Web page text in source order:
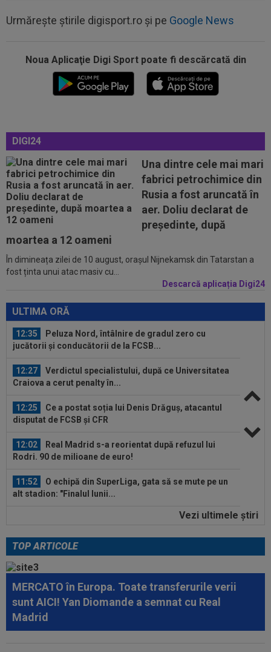
Urmărește știrile digisport.ro și pe Google News
Noua Aplicaţie Digi Sport poate fi descărcată din
DIGI24
Una dintre cele mai mari
fabrici petrochimice din
Rusia a fost aruncată în
aer. Doliu declarat de
președinte, după
moartea a 12 oameni
În dimineața zilei de 10 august, orașul Nijnekamsk din Tatarstan a
fost ținta unui atac masiv cu...
Descarcă aplicația Digi24
ULTIMA ORĂ
Verdictul specialistului, după ce Universitatea
Craiova a cerut penalty în...
12:02
Real Madrid s-a reorientat după refuzul lui
Rodri. 90 de milioane de euro!
11:52
O echipă din SuperLiga, gata să se mute pe un
alt stadion: "Finalul lunii...
11:50
La 11 ani de când a înjurat-o și a dat-o afară pe
Eva Carneiro, Jose Mourinho...
12:54
A plecat de la Rapid, a dat în judecată clubul și
îi cere o avere: 15 salarii!
12:35
Peluza Nord, întâlnire de gradul zero cu
jucătorii și conducătorii de la FCSB...
12:27
Verdictul specialistului, după ce Universitatea
Craiova a cerut penalty în...
12:25
Ce a postat soția lui Denis Drăguș, atacantul
disputat de FCSB și CFR
12:02
Real Madrid s-a reorientat după refuzul lui
Rodri. 90 de milioane de euro!
11:52
O echipă din SuperLiga, gata să se mute pe un
alt stadion: "Finalul lunii...
La 11 ani de când a înjurat-o și a dat-o afară pe
12:54
A plecat de la Rapid, a dat în judecată clubul și
îi cere o avere: 15 salarii!
12:54 Lovitură de teatru: Rodri!
12:35
Peluza Nord, întâlnire de gradul zero cu
Vezi ultimele ştiri
TOP ARTICOLE
MERCATO în Europa. Toate transferurile verii
sunt AICI! Yan Diomande a semnat cu Real
Madrid